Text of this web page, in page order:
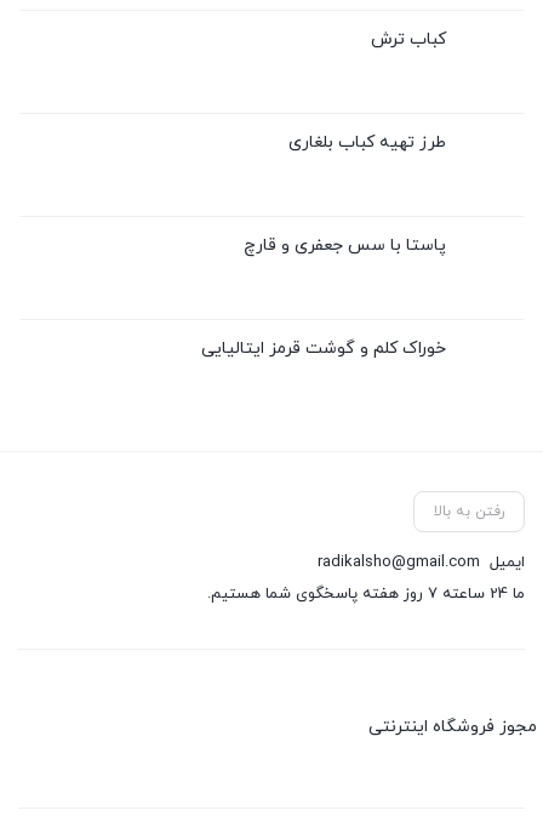
کباب ترش
طرز تهیه کباب بلغاری
پاستا با سس جعفری و قارچ
خوراک کلم و گوشت قرمز ایتالیایی
رفتن به بالا
ایمیل radikalsho@gmail.com
ما 24 ساعته 7 روز هفته پاسخگوی شما هستیم.
مجوز فروشگاه اینترنتی